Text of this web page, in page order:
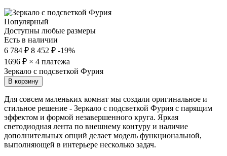
Популярный
Доступны любые размеры
Есть в наличии
6 784 ₽ 8 452 ₽ -19%
1696 ₽ × 4 платежа
Зеркало с подсветкой Фурия
В корзину
Для совсем маленьких комнат мы создали оригинальное и
стильное решение - Зеркало с подсветкой Фурия с парящим
эффектом и формой незавершенного круга. Яркая
светодиодная лента по внешнему контуру и наличие
дополнительных опций делает модель функциональной,
выполняющей в интерьере несколько задач.